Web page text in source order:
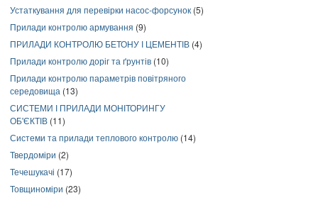
Устаткування для перевірки насос-форсунок (5)
Прилади контролю армування (9)
ПРИЛАДИ КОНТРОЛЮ БЕТОНУ І ЦЕМЕНТІВ (4)
Прилади контролю доріг та ґрунтів (10)
Прилади контролю параметрів повітряного
середовища (13)
СИСТЕМИ І ПРИЛАДИ МОНІТОРИНГУ
ОБ'ЄКТІВ (11)
Системи та прилади теплового контролю (14)
Твердоміри (2)
Течешукачі (17)
Товщиноміри (23)